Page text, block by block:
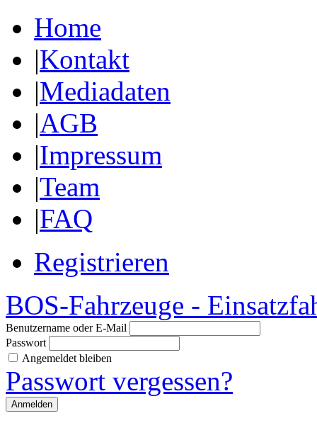
Home
|Kontakt
|Mediadaten
|AGB
|Impressum
|Team
|FAQ
Registrieren
BOS-Fahrzeuge -
Benutzername oder E-Mail
Passwort
Angemeldet bleiben
Passwort vergessen?